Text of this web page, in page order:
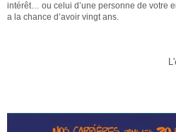
intérêt… ou celui d’une personne de votre
a la chance d’avoir vingt ans.